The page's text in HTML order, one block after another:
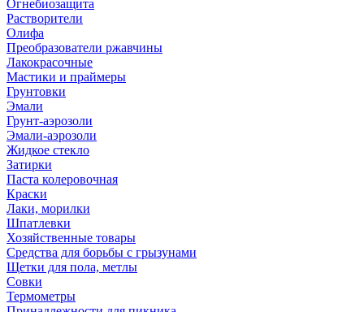
Огнебиозащита
Растворители
Олифа
Преобразователи ржавчины
Лакокрасочные
Мастики и праймеры
Грунтовки
Эмали
Грунт-аэрозоли
Эмали-аэрозоли
Жидкое стекло
Затирки
Паста колеровочная
Краски
Лаки, морилки
Шпатлевки
Хозяйственные товары
Средства для борьбы с грызунами
Щетки для пола, метлы
Совки
Термометры